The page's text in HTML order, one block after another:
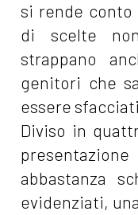
si rende conto
di scelte
strappano
genitori che
essere
Diviso in
abbastanza
evidenziati,